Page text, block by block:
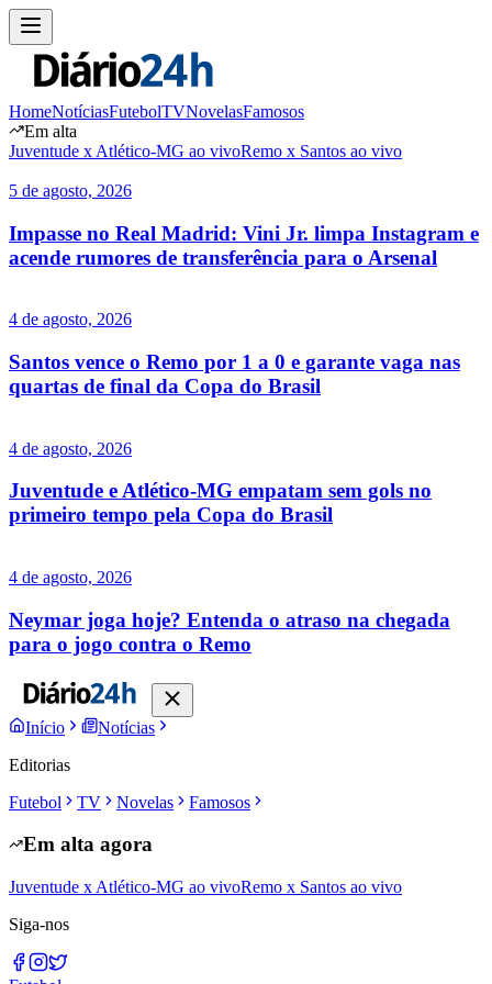
HomeNotíciasFutebolTVNovelasFamosos
Em alta
Juventude x Atlético-MG ao vivoRemo x Santos ao vivo
5 de agosto, 2026
Impasse no Real Madrid: Vini Jr. limpa Instagram e
acende rumores de transferência para o Arsenal
4 de agosto, 2026
Santos vence o Remo por 1 a 0 e garante vaga nas
quartas de final da Copa do Brasil
4 de agosto, 2026
Juventude e Atlético-MG empatam sem gols no
primeiro tempo pela Copa do Brasil
4 de agosto, 2026
Neymar joga hoje? Entenda o atraso na chegada
para o jogo contra o Remo
Início
Notícias
Editorias
Futebol
TV Novelas Famosos
Em alta agora
Juventude x Atlético-MG ao vivoRemo x Santos ao vivo
Siga-nos